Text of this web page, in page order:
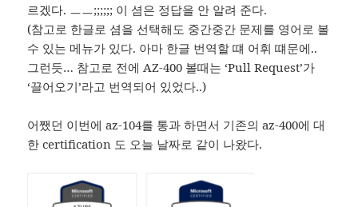
르겠다. ㅡㅡ;;;;;; 이 셤은 정답을 안 알려 준다.
(참고로 한글로 셤을 선택해도 중간중간 문제를 영어로 볼
수 있는 메뉴가 있다. 아마 한글 번역할 떄 어휘 떄문에..
그런듯… 참고로 전에 AZ-400 볼때는 ‘Pull Request’가
‘끌어오기’라고 번역되어 있었다..)
어쨌던 이번에 az-104를 통과 하면서 기존의 az-400에 대
한 certification 도 오늘 날짜로 같이 나왔다.